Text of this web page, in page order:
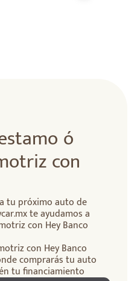
ó
con
tu próximo auto de
te ayudamos a
con Hey Banco
con Hey Banco
comprarás tu auto
tu financiamiento